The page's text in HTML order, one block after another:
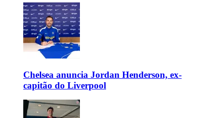
Chelsea anuncia Jordan Henderson, ex-
capitão do Liverpool